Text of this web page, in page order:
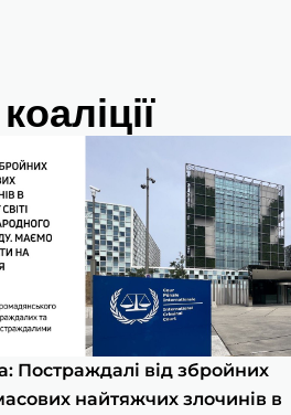
Постраждалі від збройних
найтяжчих злочинів в